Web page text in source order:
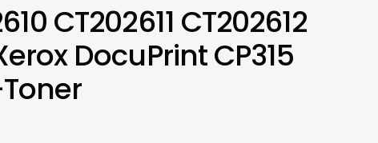
CT202611 CT202612
DocuPrint CP315